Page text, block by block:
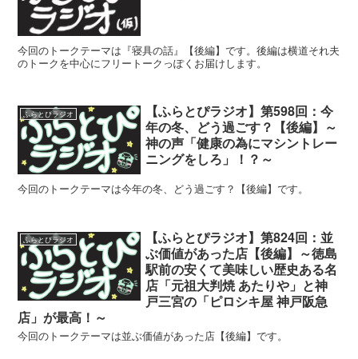
今回のトークテーマは『寝具の話』【後編】です。後編は横道それ夫
のトークを中心にフリートークっぽくお届けします。
ふらとぴラジオ
【ふらとぴラジオ】第598回：今
年の冬、どう過ごす？【後編】～
神の声「健康の為にマシントレー
ニングをしろ」！？～
今回のトークテーマは今年の冬、どう過ごす？【後編】です。
ふらとぴラジオ
【ふらとぴラジオ】第824回：並
ぶ価値があった店【後編】～徳島
駅前の安くて美味しい歴史ある名
店「元祖大判焼 あたりや」と神
戸三宮の「ピロシキ屋 神戸阪急
店」が最高！～
今回のトークテーマは並ぶ価値があった店【後編】です。